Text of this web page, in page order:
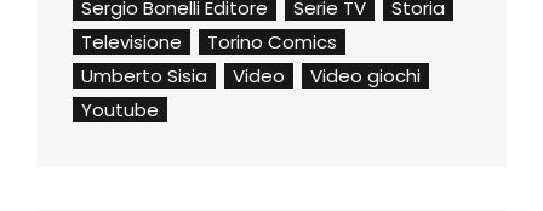
Sergio Bonelli Editore
Serie TV
Storia
Televisione
Torino Comics
Umberto Sisia
Video
Video giochi
Youtube